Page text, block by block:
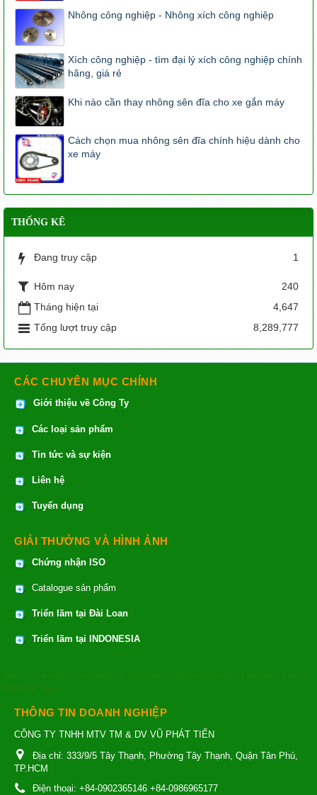
Nhông công nghiệp - Nhông xích công nghiệp
Xích công nghiệp - tìm đại lý xích công nghiệp chính
hãng, giá rẻ
Khi nào cần thay nhông sên đĩa cho xe gắn máy
Cách chọn mua nhông sên đĩa chính hiệu dành cho
xe máy
THỐNG KÊ
Đang truy cập 1
Hôm nay
240
Tháng hiện tại
4,647
Tổng lượt truy cập
8,289,777
CÁC CHUYÊN MỤC CHÍNH
Giới thiệu về Công Ty
Các loại sản phẩm
Tin tức và sự kiện
Liên hệ
Tuyển dụng
GIẢI THƯỞNG VÀ HÌNH ẢNH
Chứng nhận ISO
Catalogue sản phẩm
Triển lãm tại Đài Loan
Triển lãm tại INDONESIA
THÔNG TIN DOANH NGHIỆP
CÔNG TY TNHH MTV TM & DV VŨ PHÁT TIẾN
Địa chỉ: 333/9/5 Tây Thạnh, Phường Tây Thạnh, Quận Tân Phú,
TP.HCM
Điện thoại: +84-0902365146 +84-0986965177